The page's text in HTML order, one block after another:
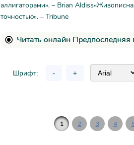
аллигаторами». – Brian
точностью». – Tribune
Читать онлайн
Шрифт: - +
1 2 3 4